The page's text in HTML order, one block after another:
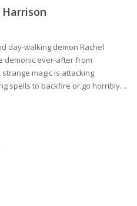
day-walking demon Rachel
demonic ever-after from
magic is attacking
spells to backfire or go horribly…